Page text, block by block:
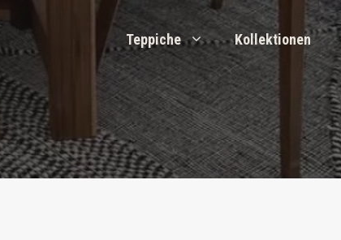
Teppiche Kollektionen